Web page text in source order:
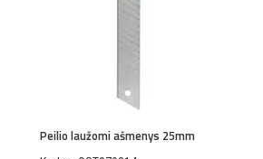
Peilio laužomi ašmenys 25mm